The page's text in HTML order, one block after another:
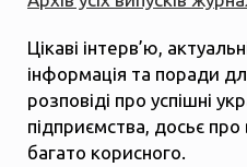
Цікаві інтерв’ю,
інформація та поради
розповіді про успішні
підприємства, досьє про
багато корисного.